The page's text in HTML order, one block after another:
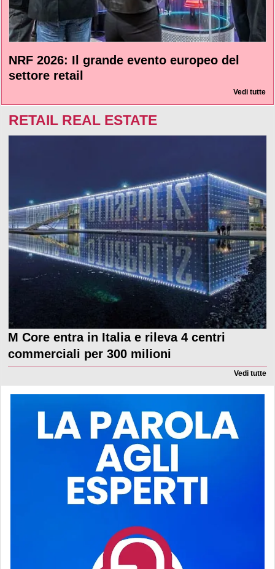
NRF 2026: Il grande evento europeo del
settore retail
Vedi tutte
RETAIL REAL ESTATE
M Core entra in Italia e rileva 4 centri
commerciali per 300 milioni
Vedi tutte